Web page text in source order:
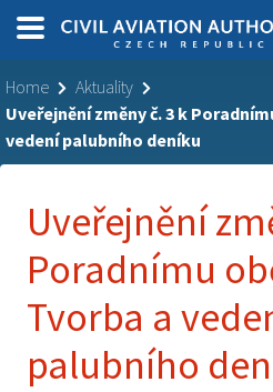
Home
Aktuality
Uveřejnění změny č. 3 k
vedení palubního deníku
Uveřejnění
Poradnímu
Tvorba a
palubního